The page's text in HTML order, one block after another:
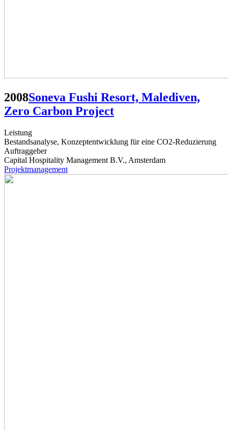
2008Soneva Fushi Resort, Malediven,
Zero Carbon Project
Leistung
Bestandsanalyse, Konzeptentwicklung für eine CO2-Reduzierung
Auftraggeber
Capital Hospitality Management B.V., Amsterdam
Projektmanagement